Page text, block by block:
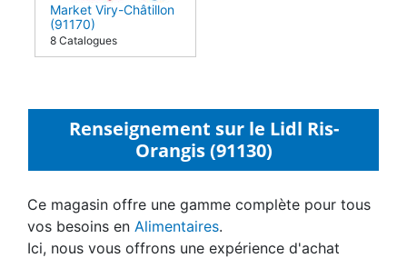
Market Viry-Châtillon
(91170)
8 Catalogues
Renseignement sur le Lidl Ris-
Orangis (91130)
Ce magasin offre une gamme complète pour tous
vos besoins en Alimentaires.
Ici, nous vous offrons une expérience d'achat